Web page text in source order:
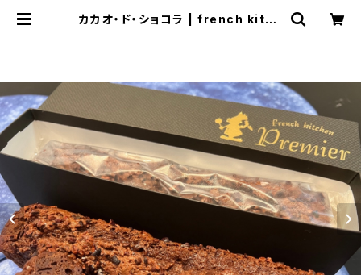
カカオ・ド・ショコラ | french kitch